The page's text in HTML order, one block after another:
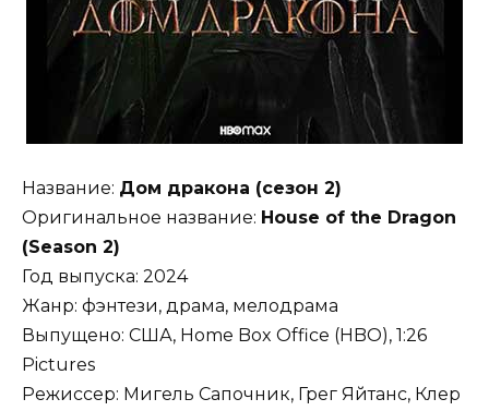
Название: Дом дракона (сезон 2)
Оригинальное название: House of the Dragon
(Season 2)
Год выпуска: 2024
Жанр: фэнтези, драма, мелодрама
Выпущено: США, Home Box Office (HBO), 1:26
Pictures
Режиссер: Мигель Сапочник, Грег Яйтанс, Клер